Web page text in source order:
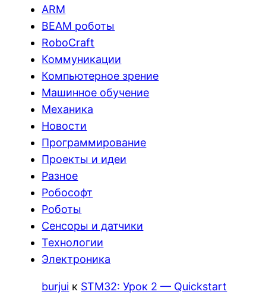
ARM
BEAM роботы
RoboCraft
Коммуникации
Компьютерное зрение
Машинное обучение
Механика
Новости
Программирование
Проекты и идеи
Разное
Робософт
Роботы
Сенсоры и датчики
Технологии
Электроника
burjui к STM32: Урок 2 — Quickstart